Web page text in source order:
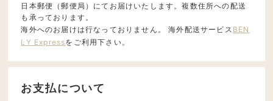
日本郵便（郵便局）にてお届けいたします。複数住所への配送
も承っております。
海外へのお届けは行なっておりません。 海外配送サービス BEN
LY Expressをご利用下さい。
お支払について